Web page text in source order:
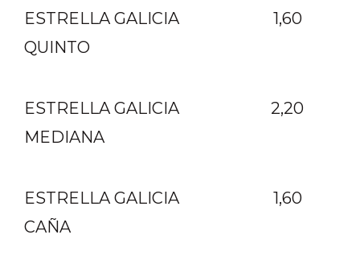
ESTRELLA GALICIA
QUINTO
1,60
ESTRELLA GALICIA
MEDIANA
2,20
ESTRELLA GALICIA
CAÑA
1,60